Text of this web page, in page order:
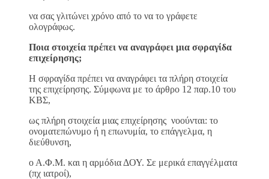
να σας γλιτώνει χρόνο από το να το γράφετε
ολογράφως.
Ποια στοιχεία πρέπει να αναγράφει μια σφραγίδα
επιχείρησης;
Η σφραγίδα πρέπει να αναγράφει τα πλήρη στοιχεία
της επιχείρησης. Σύμφωνα με το άρθρο 12 παρ.10 του
ΚΒΣ,
ως πλήρη στοιχεία μιας επιχείρησης νοούνται: το
ονοματεπώνυμο ή η επωνυμία, το επάγγελμα, η
διεύθυνση,
ο Α.Φ.Μ. και η αρμόδια ΔΟΥ. Σε μερικά επαγγέλματα
(πχ ιατροί),